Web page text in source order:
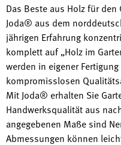
Das Beste aus Holz für
Joda® aus dem
jährigen Erfahrung
komplett auf „Holz im
werden in eigener
kompromisslosen
Mit Joda® erhalten Sie
Handwerksqualität aus
angegebenen Maße sind
Abmessungen können